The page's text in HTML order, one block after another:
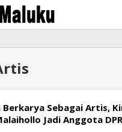
Berkarya Sebagai Artis,
Jadi Anggota